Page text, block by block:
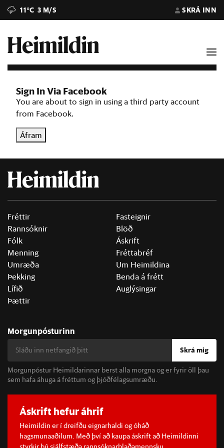
11°C 3 M/S SKRÁ INN
Sign In Via Facebook
You are about to sign in using a third party account
from Facebook.
Áfram
Fréttir
Rannsóknir
Fólk
Menning
Umræða
Þekking
Lífið
Þættir
Fasteignir
Blöð
Áskrift
Fréttabréf
Um Heimildina
Benda á frétt
Auglýsingar
Morgunpósturinn
Skrá mig
Morgunpóstur Heimildarinnar berst alla morgna og er fyrir öll þau
sem hafa áhuga á fréttum og þjóðfélagsumræðu.
Áskrift hefur áhrif
Heimildin er í dreifðu eignarhaldi og óháð
hagsmunaaðilum. Með því að kaupa áskrift að Heimildinni